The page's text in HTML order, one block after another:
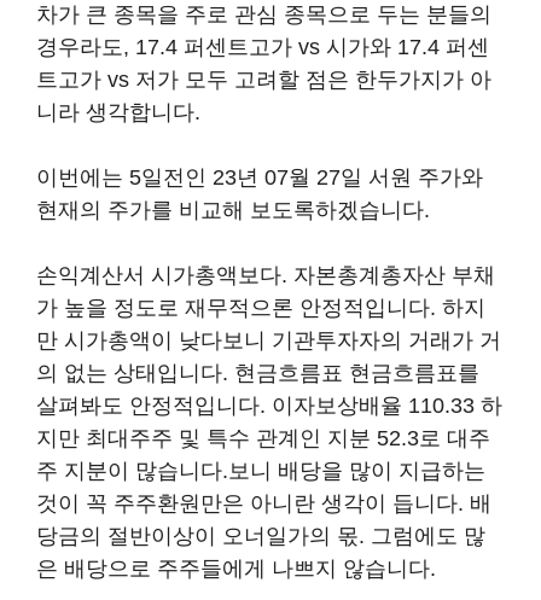
차가 큰 종목을 주로 관심 종목으로 두는 분들의
경우라도, 17.4 퍼센트고가 vs 시가와 17.4 퍼센
트고가 vs 저가 모두 고려할 점은 한두가지가 아
니라 생각합니다.
이번에는 5일전인 23년 07월 27일 서원 주가와
현재의 주가를 비교해 보도록하겠습니다.
손익계산서 시가총액보다. 자본총계총자산 부채
가 높을 정도로 재무적으론 안정적입니다. 하지
만 시가총액이 낮다보니 기관투자자의 거래가 거
의 없는 상태입니다. 현금흐름표 현금흐름표를
살펴봐도 안정적입니다. 이자보상배율 110.33 하
지만 최대주주 및 특수 관계인 지분 52.3로 대주
주 지분이 많습니다.보니 배당을 많이 지급하는
것이 꼭 주주환원만은 아니란 생각이 듭니다. 배
당금의 절반이상이 오너일가의 몫. 그럼에도 많
은 배당으로 주주들에게 나쁘지 않습니다.